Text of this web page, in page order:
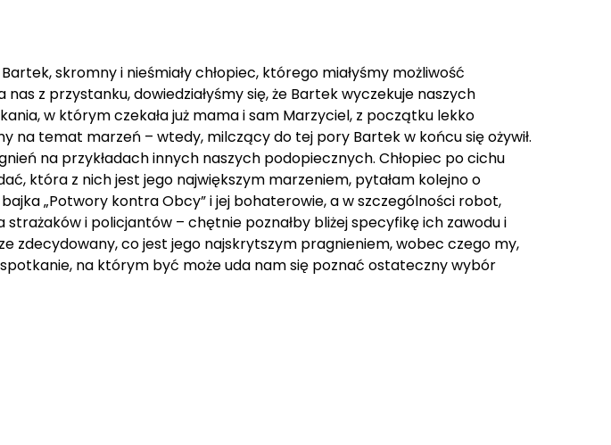
skromny i nieśmiały chłopiec, którego miałyśmy możliwość
z przystanku, dowiedziałyśmy się, że Bartek wyczekuje naszych
w którym czekała już mama i sam Marzyciel, z początku lekko
na temat marzeń – wtedy, milczący do tej pory Bartek w końcu się ożywił.
na przykładach innych naszych podopiecznych. Chłopiec po cichu
która z nich jest jego największym marzeniem, pytałam kolejno o
„Potwory kontra Obcy” i jej bohaterowie, a w szczególności robot,
i policjantów – chętnie poznałby bliżej specyfikę ich zawodu i
zdecydowany, co jest jego najskrytszym pragnieniem, wobec czego my,
na którym być może uda nam się poznać ostateczny wybór